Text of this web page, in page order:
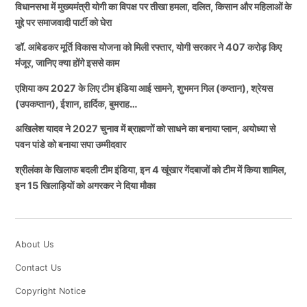
आज अयोध्या वैश्विक धार्मिक पर्यटन का प्रमुख केंद्र बन चुकी है।
राम मंदिर के कारण दुनिया भर में भारत की सांस्कृतिक शक्ति और
श्रद्धालु भी बड़ी संख्या में अयोध्या पहुंच रहे हैं।
राम मंदिर केवल पत्थरों से बना एक भव्य ढांचा नहीं है, बल्कि यह
प्रतीक है। यही कारण है कि इसे नए भारत का राष्ट्रीय मंदिर कहा
जा रहा है, जो आने वाली पीढ़ियों को अपनी संस्कृति और मूल्यों से
जोड़ने का कार्य करेगा।
TAGGED:
के तहत उपलब्ध कराई गई है।
प्रतिमाओं पर लगेंगे शेड, होगा सौंदर्यीकरण
योजना के तहत डॉ. आंबेडकर की प्रतिमाओं के ऊपर सुरक्षात्मक
शेड (छतरी) लगाने, आसपास के परिसर का सौंदर्यीकरण करने,
प्रकाश व्यवस्था, पेयजल, बैठने की व्यवस्था और अन्य बुनियादी
प्रतिमाएं मौसम की मार से सुरक्षित रहें और इन स्थलों पर आने
इसके अलावा जिन स्थानों पर प्रतिमाएं क्षतिग्रस्त हैं या रखरखाव
विधानसभा में मुख्यमंत्री योगी का विपक्ष पर तीखा हमला, दलित, किसान और महिलाओं के
मुद्दे पर समाजवादी पार्टी को घेरा
डॉ. आंबेडकर मूर्ति विकास योजना को मिली रफ्तार, योगी सरकार ने 407 करोड़ किए
मंजूर, जानिए क्या होंगे इससे काम
एशिया कप 2027 के लिए टीम इंडिया आई सामने, शुभमन गिल (कप्तान), श्रेयस
(उपकप्तान), ईशान, हार्दिक, बुमराह…
अखिलेश यादव ने 2027 चुनाव में ब्राह्मणों को साधने का बनाया प्लान, अयोध्या से
पवन पांडे को बनाया सपा उम्मीदवार
श्रीलंका के खिलाफ बदली टीम इंडिया, इन 4 खूंखार गेंदबाजों को टीम में किया शामिल,
इन 15 खिलाड़ियों को अगरकर ने दिया मौका
About Us
Contact Us
Copyright Notice